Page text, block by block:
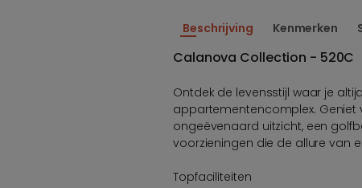
Beschrijving Kenmerken
Calanova Collection - 520C
Ontdek de levensstijl waar je
appartementencomplex. Geniet
ongeëvenaard uitzicht, een
voorzieningen die de allure van
Topfaciliteiten